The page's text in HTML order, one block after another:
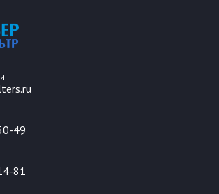
49
81